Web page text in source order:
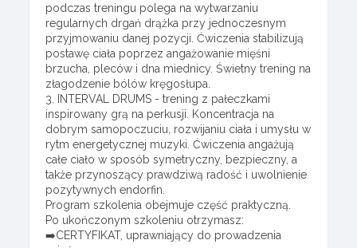
podczas treningu polega na wytwarzaniu
regularnych drgań drążka przy jednoczesnym
przyjmowaniu danej pozycji. Ćwiczenia stabilizują
postawę ciała poprzez angażowanie mięśni
brzucha, pleców i dna miednicy. Świetny trening na
złagodzenie bólów kręgosłupa.
3. INTERVAL DRUMS - trening z pałeczkami
inspirowany grą na perkusji. Koncentracja na
dobrym samopoczuciu, rozwijaniu ciała i umysłu w
rytm energetycznej muzyki. Ćwiczenia angażują
całe ciało w sposób symetryczny, bezpieczny, a
także przynoszący prawdziwą radość i uwolnienie
pozytywnych endorfin.
Program szkolenia obejmuje część praktyczną.
Po ukończonym szkoleniu otrzymasz:
➡️CERTYFIKAT, uprawniający do prowadzenia